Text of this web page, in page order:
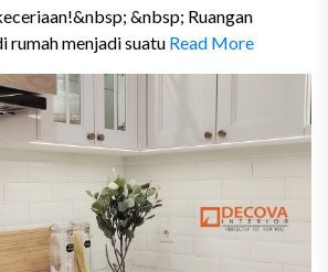
&nbsp; Ruangan
rumah menjadi suatu Read More